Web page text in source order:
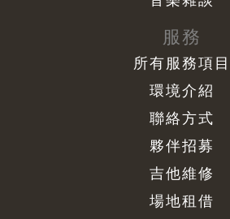
服務
所有服務項目
環境介紹
聯絡方式
夥伴招募
吉他維修
場地租借